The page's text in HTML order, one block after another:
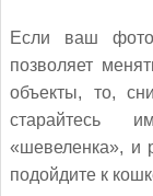
Если ваш
позволяет
объекты, то,
старайтесь
«шевеленка», и
подойдите к